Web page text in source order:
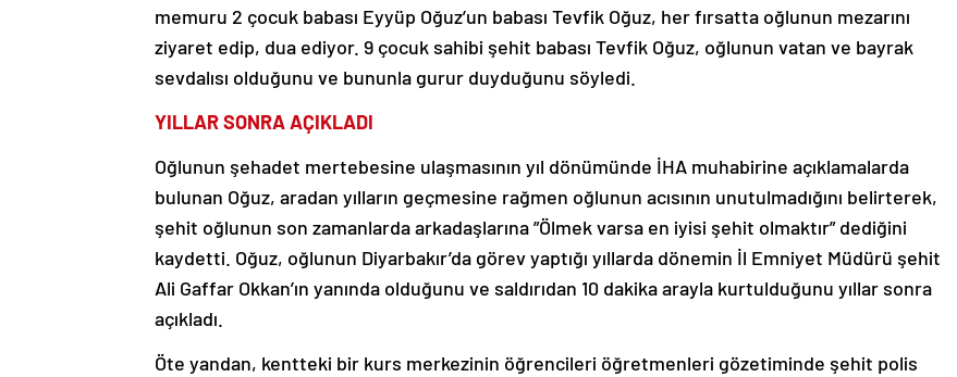
memuru 2 çocuk babası Eyyüp Oğuz’un babası Tevfik Oğuz, her fırsatta oğlunun mezarını
ziyaret edip, dua ediyor. 9 çocuk sahibi şehit babası Tevfik Oğuz, oğlunun vatan ve bayrak
sevdalısı olduğunu ve bununla gurur duyduğunu söyledi.
YILLAR SONRA AÇIKLADI
Oğlunun şehadet mertebesine ulaşmasının yıl dönümünde İHA muhabirine açıklamalarda
bulunan Oğuz, aradan yılların geçmesine rağmen oğlunun acısının unutulmadığını belirterek,
şehit oğlunun son zamanlarda arkadaşlarına ”Ölmek varsa en iyisi şehit olmaktır” dediğini
kaydetti. Oğuz, oğlunun Diyarbakır’da görev yaptığı yıllarda dönemin İl Emniyet Müdürü şehit
Ali Gaffar Okkan’ın yanında olduğunu ve saldırıdan 10 dakika arayla kurtulduğunu yıllar sonra
açıkladı.
Öte yandan, kentteki bir kurs merkezinin öğrencileri öğretmenleri gözetiminde şehit polis